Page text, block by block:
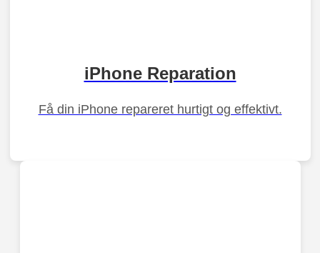
iPhone Reparation
Få din iPhone repareret hurtigt og effektivt.